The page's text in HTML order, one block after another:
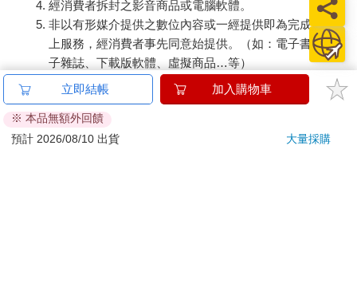
偏遠地區、樓層費及其它加價費用，皆由廠商於約定配送時
一併告知，廠商將保留出貨與否的權利。
提醒您！！
金石堂及銀行均不會請您操作ATM! 如接獲電話要求您前往
ATM提款機，請不要聽從指示，以免受騙上當！
退換貨須知：
立即結帳 加入購物車
※ 本品無額外回饋
預計 2026/08/10 出貨
大量採購